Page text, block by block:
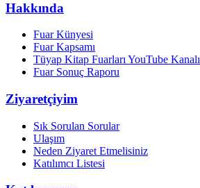
Hakkında
Fuar Künyesi
Fuar Kapsamı
Tüyap Kitap Fuarları YouTube Kanalı
Fuar Sonuç Raporu
Ziyaretçiyim
Sık Sorulan Sorular
Ulaşım
Neden Ziyaret Etmelisiniz
Katılımcı Listesi